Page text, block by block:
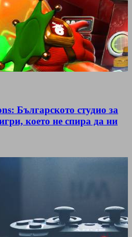
Българското студио за
което не спира да ни